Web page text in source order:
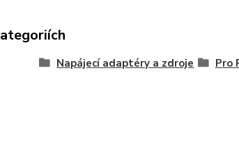
Napájecí adaptéry a zdroje Pro